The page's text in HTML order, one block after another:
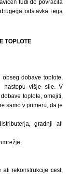
tudi do povračila
odstavka tega
TOPLOTE
dobave toplote,
nastopu višje sile. V
toplote, omejiti,
samo v primeru, da je
gradnji ali
rekonstrukcije cest,